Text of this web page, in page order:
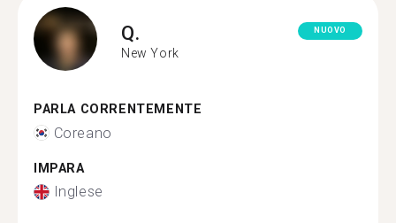
Q.
New York
NUOVO
PARLA CORRENTEMENTE
Coreano
IMPARA
Inglese